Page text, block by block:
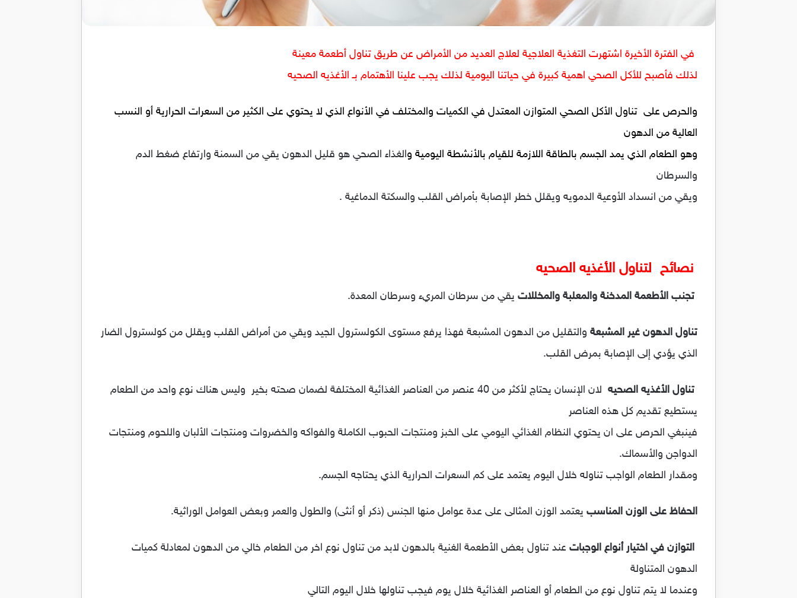
في الفترة الأخيرة اشتهرت التغذية العلاجية لعلاج العديد من الأمراض عن طريق تناول أطعمة معينة
لذلك فأصبح للأكل الصحي اهمية كبيرة في حياتنا اليومية لذلك يجب علينا الأهتمام بـ الأغذيه الصحيه
والحرص على تناول الأكل الصحي المتوازن المعتدل في الكميات والمختلف في الأنواع الذي لا يحتوي على الكثير من السعرات الحرارية أو النسب
العالية من الدهون
وهو الطعام الذي يمد الجسم بالطاقة اللازمة للقيام بالأنشطة اليومية والغذاء الصحي هو قليل الدهون يقي من السمنة وارتفاع ضغط الدم
والسرطان
ويقي من انسداد الأوعية الدمويه ويقلل خطر الإصابة بأمراض القلب والسكتة الدماغية .
نصائح لتناول الأغذيه الصحيه
تجنب الأطعمة المدخنة والمعلبة والمخللات يقي من سرطان المريء وسرطان المعدة.
تناول الدهون غير المشبعة والتقليل من الدهون المشبعة فهذا يرفع مستوى الكولسترول الجيد ويقي من أمراض القلب ويقلل من كولسترول الضار
الذي يؤدي إلى الإصابة بمرض القلب.
تناول الأغذيه الصحيه
لان الإنسان يحتاج لأكثر من 40 عنصر من العناصر الغذائية المختلفة لضمان صحته بخير وليس هناك نوع واحد من الطعام
يستطيع تقديم كل هذه العناصر
فينبغي الحرص على ان يحتوي النظام الغذائي اليومي على الخبز ومنتجات الحبوب الكاملة والفواكه والخضروات ومنتجات الألبان واللحوم ومنتجات
الدواجن والأسماك.
ومقدار الطعام الواجب تناوله خلال اليوم يعتمد على كم السعرات الحرارية الذي يحتاجه الجسم.
الحفاظ على الوزن المناسب يعتمد الوزن المثالى على عدة عوامل منها الجنس (ذكر أو أنثى) والطول والعمر وبعض العوامل الوراثية.
التوازن في اختيار أنواع الوجبات عند تناول بعض الأطعمة الغنية بالدهون لابد من تناول نوع اخر من الطعام خالي من الدهون لمعادلة كميات
الدهون المتناولة
وعندما لا يتم تناول نوع من الطعام أو العناصر الغذائية خلال يوم فيجب تناولها خلال اليوم التالي